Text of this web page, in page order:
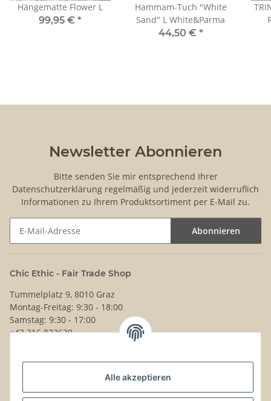
Alle akzeptieren
Hängematte Flower L
99,95 € *
Hammam-Tuch "White
Sand" L White&Parma
44,50 € *
Newsletter Abonnieren
Bitte senden Sie mir entsprechend Ihrer
Datenschutzerklärung regelmäßig und jederzeit widerruflich
Informationen zu Ihrem Produktsortiment per E-Mail zu.
Abonnieren
Chic Ethic - Fair Trade Shop
Tummelplatz 9, 8010 Graz
Montag-Freitag: 9:30 - 18:00
Samstag: 9:30 - 17:00
+43 316 832630